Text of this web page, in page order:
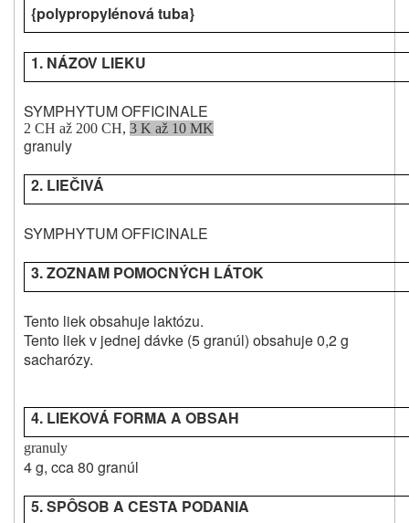
{polypropylénová tuba}
1. NÁZOV LIEKU
SYMPHYTUM OFFICINALE
2 CH až 200 CH, 3 K až 10 MK
granuly
2. LIEČIVÁ
SYMPHYTUM OFFICINALE
3. ZOZNAM POMOCNÝCH LÁTOK
Tento liek obsahuje laktózu.
Tento liek v jednej dávke (5 granúl) obsahuje 0,2 g
sacharózy.
4. LIEKOVÁ FORMA A OBSAH
granuly
4 g, cca 80 granúl
5. SPÔSOB A CESTA PODANIA